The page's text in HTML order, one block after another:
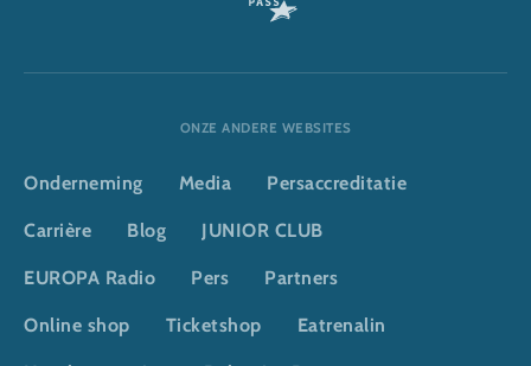
ONZE ANDERE WEBSITES
Onderneming Media Persaccreditatie
Carrière Blog JUNIOR CLUB
EUROPA Radio Pers Partners
Online shop Ticketshop Eatrenalin